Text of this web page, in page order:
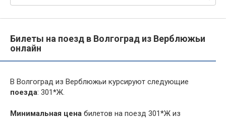
Билеты на поезд в Волгоград из Верблюжьи
онлайн
В Волгоград из Верблюжьи курсируют следующие
поезда: 301*Ж.
Минимальная цена билетов на поезд 301*Ж из